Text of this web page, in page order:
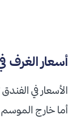
أسعار الغرف
أما خارج الموسم